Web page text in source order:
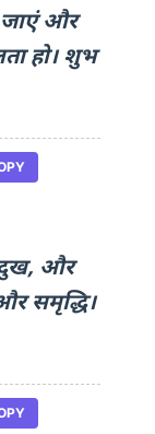
जाएं और
हो। शुभ
दुख, और
समृद्धि।